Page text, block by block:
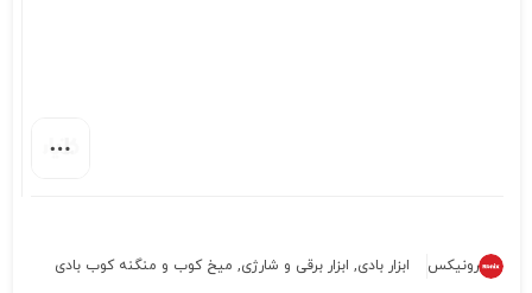
رونیکس ابزار بادی, ابزار برقی و شارژی, میخ کوب و منگنه کوب بادی